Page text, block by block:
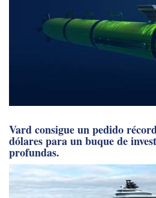
Vard consigue un pedido
dólares para un buque de
profundas.